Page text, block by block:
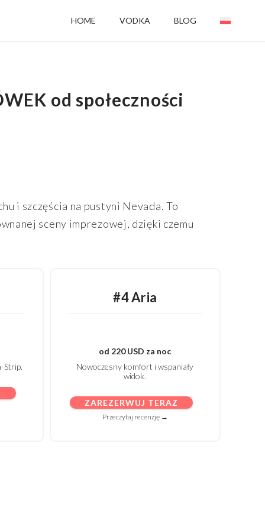
HOME VODKA BLOG
od społeczności
i szczęścia na pustyni Nevada. To
sceny imprezowej, dzięki czemu
Strip.
#4 Aria
od 220 USD za noc
Nowoczesny komfort i wspaniały
widok.
ZAREZERWUJ TERAZ
Przeczytaj recenzję →